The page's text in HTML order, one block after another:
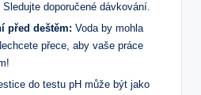
doporučené dávkování.
před deštěm: Voda by mohla
přece, aby vaše práce
do testu pH může být jako